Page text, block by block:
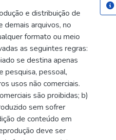
e distribuição de
demais arquivos, no
formato ou meio
as seguintes regras:
se destina apenas
pesquisa, pessoal,
usos não comerciais.
são proibidas; b)
sem sofrer
de conteúdo em
deve ser